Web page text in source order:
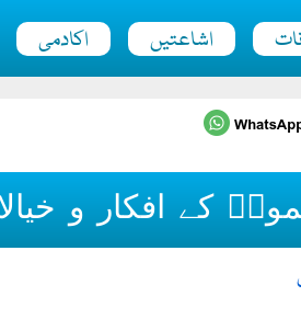
اشاعتیں اکادمی
کے افکار و